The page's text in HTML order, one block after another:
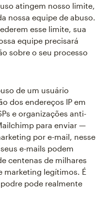
atingem nosso limite,
nossa equipe de abuso.
esse limite, sua
equipe precisará
sobre o seu processo
de um usuário
dos endereços IP em
e organizações anti-
para enviar —
por e-mail, nesse
e-mails podem
centenas de milhares
marketing legítimos. É
pode realmente